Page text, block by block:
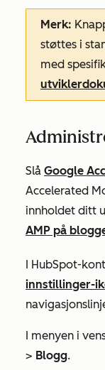
Merk:
støttes i
med
Slå Google
Accelerated
innholdet ditt
AMP på
I HubSpot-
innstillinger-
I menyen i
> Blogg.